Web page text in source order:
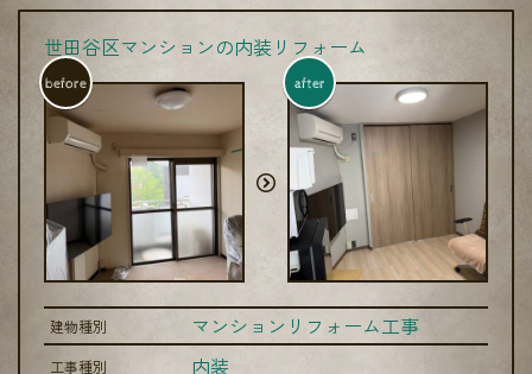
世田谷区マンションの内装リフォーム
before after
建物種別 マンションリフォーム工事
工事種別 内装